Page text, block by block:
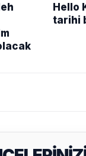
Hello
tarihi